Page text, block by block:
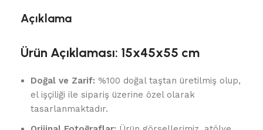
Açıklama
Ürün Açıklaması: 15x45x55 cm
Doğal ve Zarif: %100 doğal taştan üretilmiş olup,
el işçiliği ile sipariş üzerine özel olarak
tasarlanmaktadır.